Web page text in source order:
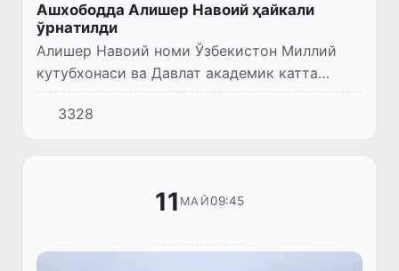
Ашхободда Алишер Навоий ҳайкали
ўрнатилди
Алишер Навоий номи Ўзбекистон Миллий
кутубхонаси ва Давлат академик катта
театри, Тошкент давлат ўзбек тили ва
адабиёти университети, Адабиёт музейи,
етакчи саноат маркази – Навоий...
3328
11 МАЙ09:45